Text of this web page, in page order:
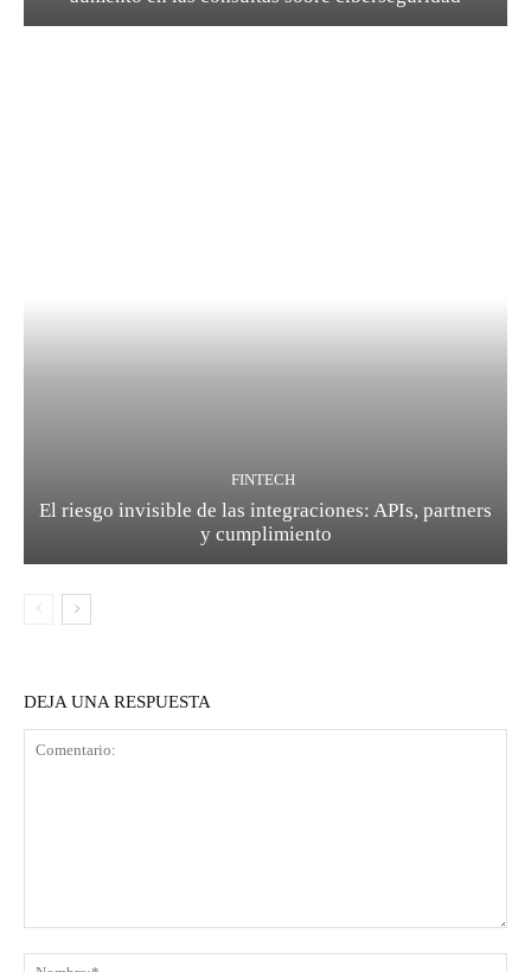
FINTECH
El riesgo invisible de las integraciones: APIs, partners
y cumplimiento
DEJA UNA RESPUESTA